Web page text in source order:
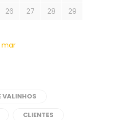
26 27 28
29
mar
VALINHOS
CLIENTES